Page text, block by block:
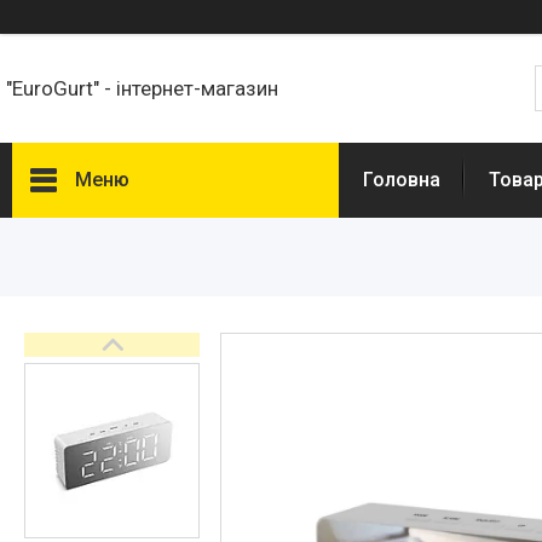
"EuroGurt" - інтернет-магазин
Меню Головна